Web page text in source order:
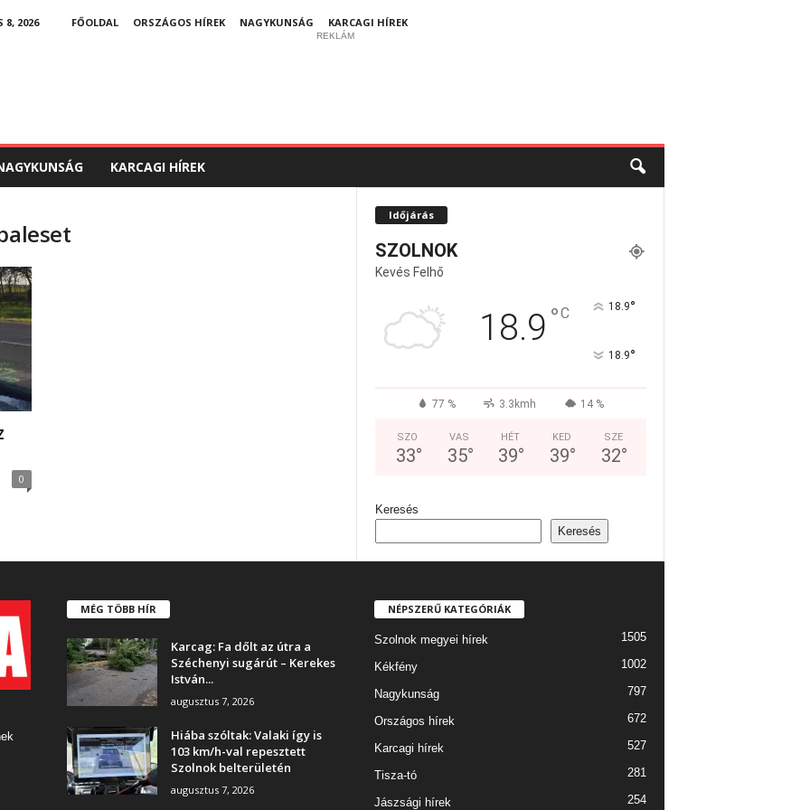
8, 2026 FŐOLDAL ORSZÁGOS HÍREK NAGYKUNSÁG
KARCAGI HÍREK
REKLÁM
KARCAGI HÍREK
0
Időjárás
SZOLNOK
Kevés Felhő
18.9 °C 18.9°
18.9°
77 % 3.3kmh 14 %
SZO
33°
VAS
35°
HÉT
39°
KED
39°
SZE
32°
Keresés
Keresés
MÉG TÖBB HÍR
Karcag: Fa dőlt az útra a
Széchenyi sugárút – Kerekes
István...
augusztus 7, 2026
Hiába szóltak: Valaki így is
103 km/h-val repesztett
Szolnok belterületén
augusztus 7, 2026
NÉPSZERŰ KATEGÓRIÁK
Szolnok megyei hírek 1505
Kékfény 1002
Nagykunság 797
Országos hírek 672
Karcagi hírek 527
Tisza-tó 281
Jászsági hírek 254